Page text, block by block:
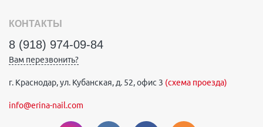
КОНТАКТЫ
8 (918) 974-09-84
Вам перезвонить?
г. Краснодар, ул. Кубанская, д. 52, офис 3 (схема проезда)
info@erina-nail.com